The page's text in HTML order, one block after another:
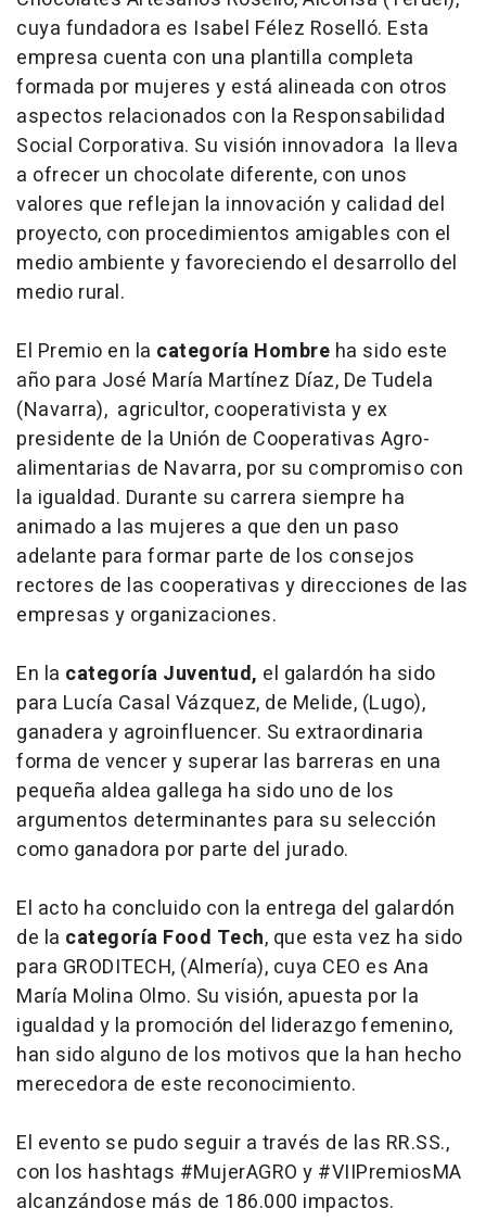
cuya fundadora es Isabel Félez Roselló. Esta
empresa cuenta con una plantilla completa
formada por mujeres y está alineada con otros
aspectos relacionados con la Responsabilidad
Social Corporativa. Su visión innovadora la lleva
a ofrecer un chocolate diferente, con unos
valores que reflejan la innovación y calidad del
proyecto, con procedimientos amigables con el
medio ambiente y favoreciendo el desarrollo del
medio rural.
El Premio en la categoría Hombre ha sido este
año para José María Martínez Díaz, De Tudela
(Navarra), agricultor, cooperativista y ex
presidente de la Unión de Cooperativas Agro-
alimentarias de Navarra, por su compromiso con
la igualdad. Durante su carrera siempre ha
animado a las mujeres a que den un paso
adelante para formar parte de los consejos
rectores de las cooperativas y direcciones de las
empresas y organizaciones.
En la categoría Juventud, el galardón ha sido
para Lucía Casal Vázquez, de Melide, (Lugo),
ganadera y agroinfluencer. Su extraordinaria
forma de vencer y superar las barreras en una
pequeña aldea gallega ha sido uno de los
argumentos determinantes para su selección
como ganadora por parte del jurado.
El acto ha concluido con la entrega del galardón
de la categoría Food Tech, que esta vez ha sido
para GRODITECH, (Almería), cuya CEO es Ana
María Molina Olmo. Su visión, apuesta por la
igualdad y la promoción del liderazgo femenino,
han sido alguno de los motivos que la han hecho
merecedora de este reconocimiento.
El evento se pudo seguir a través de las RR.SS.,
con los hashtags #MujerAGRO y #VIIPremiosMA
alcanzándose más de 186.000 impactos.